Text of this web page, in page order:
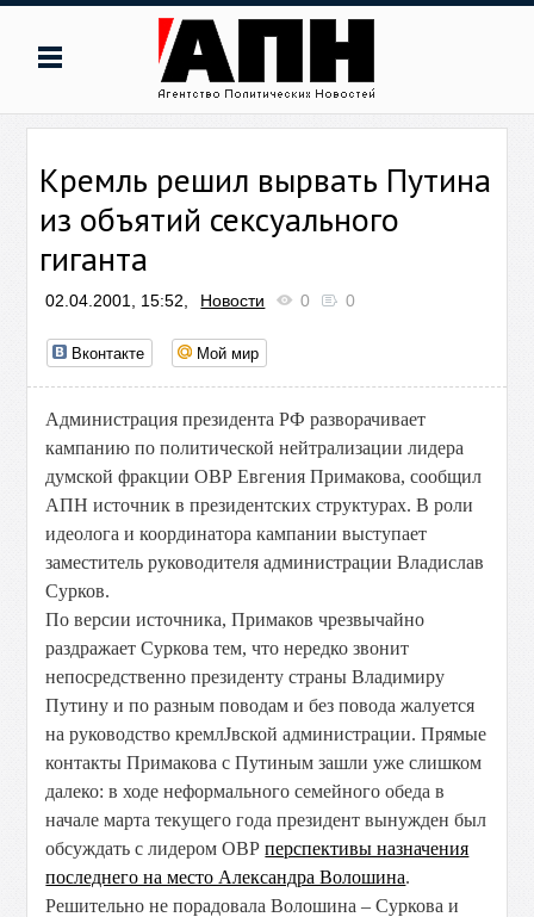
Кремль решил вырвать Путина
из объятий сексуального
гиганта
02.04.2001, 15:52, Новости 0 0
Вконтакте Мой мир
Администрация президента РФ разворачивает
кампанию по политической нейтрализации лидера
думской фракции ОВР Евгения Примакова, сообщил
АПН источник в президентских структурах. В роли
идеолога и координатора кампании выступает
заместитель руководителя администрации Владислав
Сурков.
По версии источника, Примаков чрезвычайно
раздражает Суркова тем, что нередко звонит
непосредственно президенту страны Владимиру
Путину и по разным поводам и без повода жалуется
на руководство кремлЈвской администрации. Прямые
контакты Примакова с Путиным зашли уже слишком
далеко: в ходе неформального семейного обеда в
начале марта текущего года президент вынужден был
обсуждать с лидером ОВРперспективы назначения
последнего на место Александра Волошина.
Решительно не порадовала Волошина – Суркова и